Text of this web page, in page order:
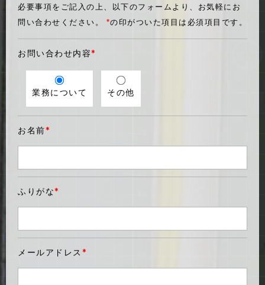
必要事項をご記入の上、以下のフォームより、お気軽にお
問い合わせください。 *の印がついた項目は必須項目です。
お問い合わせ内容*
業務について その他
お名前*
ふりがな*
メールアドレス *